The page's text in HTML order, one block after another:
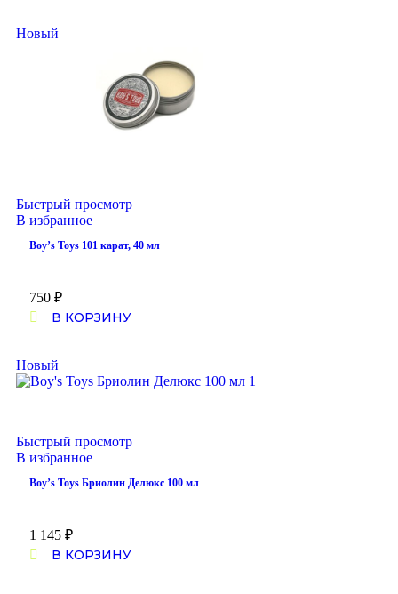
Новый
Быстрый просмотр
В избранное
Boy’s Toys 101 карат, 40 мл
750 ₽
В КОРЗИНУ
Новый
Быстрый просмотр
В избранное
Boy’s Toys Бриолин Делюкс 100 мл
1 145 ₽
В КОРЗИНУ